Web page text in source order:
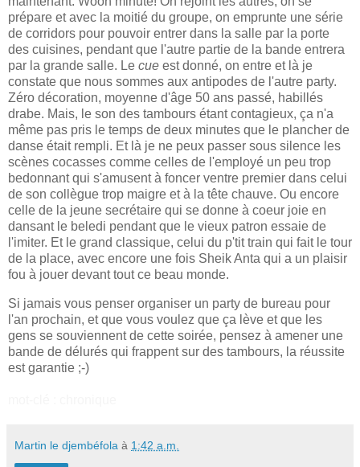
prépare et avec la moitié du groupe, on emprunte une série
de corridors pour pouvoir entrer dans la salle par la porte
des cuisines, pendant que l'autre partie de la bande entrera
par la grande salle. Le cue est donné, on entre et là je
constate que nous sommes aux antipodes de l'autre party.
Zéro décoration, moyenne d'âge 50 ans passé, habillés
drabe. Mais, le son des tambours étant contagieux, ça n'a
même pas pris le temps de deux minutes que le plancher de
danse était rempli. Et là je ne peux passer sous silence les
scènes cocasses comme celles de l'employé un peu trop
bedonnant qui s'amusent à foncer ventre premier dans celui
de son collègue trop maigre et à la tête chauve. Ou encore
celle de la jeune secrétaire qui se donne à coeur joie en
dansant le beledi pendant que le vieux patron essaie de
l'imiter. Et le grand classique, celui du p'tit train qui fait le tour
de la place, avec encore une fois Sheik Anta qui a un plaisir
fou à jouer devant tout ce beau monde.
Si jamais vous penser organiser un party de bureau pour
l'an prochain, et que vous voulez que ça lève et que les
gens se souviennent de cette soirée, pensez à amener une
bande de délurés qui frappent sur des tambours, la réussite
est garantie ;-)
Martin le djembéfola à 1:42 a.m.